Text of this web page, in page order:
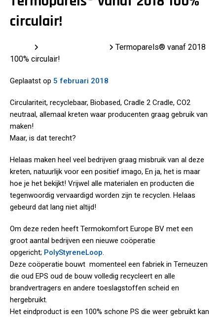
circulair!
Termoparels® vanaf 2018
100% circulair!
Geplaatst op 5 februari 2018
Circulariteit, recyclebaar, Biobased, Cradle 2 Cradle, CO2
neutraal, allemaal kreten waar producenten graag gebruik van
maken!
Maar, is dat terecht?
Helaas maken heel veel bedrijven graag misbruik van al deze
kreten, natuurlijk voor een positief imago, En ja, het is maar
hoe je het bekijkt! Vrijwel alle materialen en producten die
tegenwoordig vervaardigd worden zijn te recyclen. Helaas
gebeurd dat lang niet altijd!
Om deze reden heeft Termokomfort Europe BV met een
groot aantal bedrijven een nieuwe coöperatie
opgericht; PolyStyreneLoop.
Deze coöperatie bouwt momenteel een fabriek in Terneuzen
die oud EPS oud de bouw volledig recycleert en alle
brandvertragers en andere toeslagstoffen scheid en
hergebruikt.
Het eindproduct is een 100% schone PS die weer gebruikt kan